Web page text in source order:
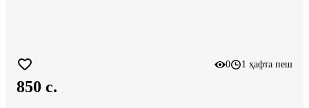
0 1 ҳафта пеш
850 c.